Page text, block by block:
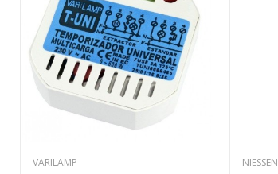
VARILAMP NIESSEN